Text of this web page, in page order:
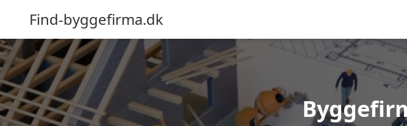
Find-byggefirma.dk